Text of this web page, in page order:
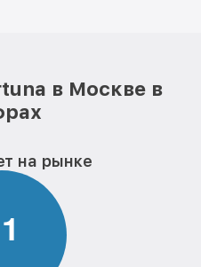
в Москве в
на рынке
1